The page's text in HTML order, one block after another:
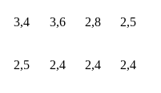
3,4 3,6 2,8 2,5
2,5 2,4 2,4 2,4